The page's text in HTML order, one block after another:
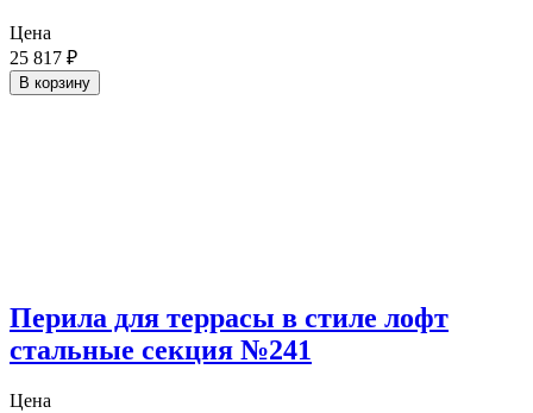
Цена
25 817 ₽
В корзину
Перила для террасы в стиле лофт
стальные секция №241
Цена